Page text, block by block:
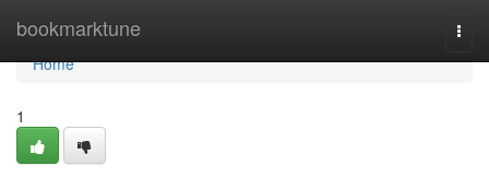
bookmarktune
Home
Home
1